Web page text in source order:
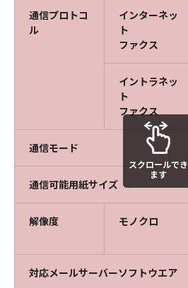
通信プロトコ
ル
インターネッ
ト
ファクス
イントラネッ
ト
ファクス
通信モード
通信可能用紙サイズ
解像度 モノクロ
対応メールサーバーソフトウエア
スクロールでき
ます